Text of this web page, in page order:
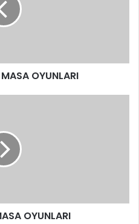
OYUNLARI
OYUNLARI